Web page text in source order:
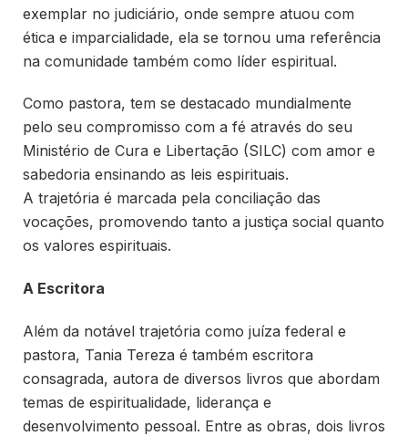
exemplar no judiciário, onde sempre atuou com
ética e imparcialidade, ela se tornou uma referência
na comunidade também como líder espiritual.
Como pastora, tem se destacado mundialmente
pelo seu compromisso com a fé através do seu
Ministério de Cura e Libertação (SILC) com amor e
sabedoria ensinando as leis espirituais.
A trajetória é marcada pela conciliação das
vocações, promovendo tanto a justiça social quanto
os valores espirituais.
A Escritora
Além da notável trajetória como juíza federal e
pastora, Tania Tereza é também escritora
consagrada, autora de diversos livros que abordam
temas de espiritualidade, liderança e
desenvolvimento pessoal. Entre as obras, dois livros